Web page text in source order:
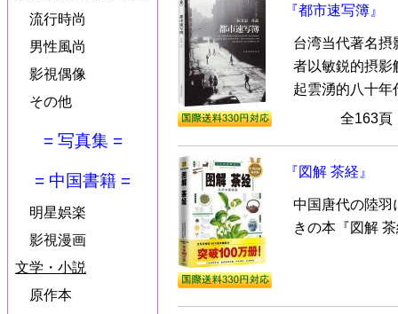
流行時尚
男性風尚
影視偶像
その他
= 写真集 =
= 中国書籍 =
明星娯楽
影視漫画
文学・小説
原作本
『都市速写簿』
台湾当代著名摂
者以敏鋭的摂影
起雲湧的八十年
全163
『図解 茶経』
中国唐代の陸羽
きの本『図解